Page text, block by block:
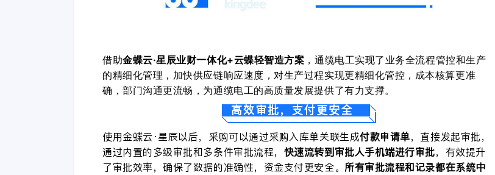
借助金蝶云·星辰业财一体化+云蝶轻智造方案 ，通缆电工实现了业务全流程管控和生产
的精细化管理，加快供应链响应速度，对生产过程实现更精细化管控，成本核算更准
确，部门沟通更流畅，为通缆电工的高质量发展提供了有力支撑。
高效审批，支付更安全
使用金蝶云·星辰以后，采购可以通过采购入库单关联生成付款申请单，直接发起审批，
通过内置的多级审批和多条件审批流程， 快速流转到审批人手机端进行审批，有效提升
了审批效率，确保了数据的准确性，资金支付更安全。 所有审批流程和记录都在系统中